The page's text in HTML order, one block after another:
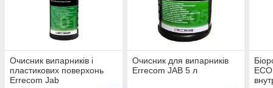
Очисник випарників і
пластикових поверхонь
Errecom Jab
Очисник для випарників
Errecom JAB 5 л